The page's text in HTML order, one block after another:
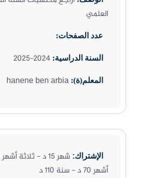
العلمي
عدد الصفحات:
السنة الدراسية: 2024-2025
المعلم(ة): hanene ben arbia
الإشتراك:
أشهر 70 د - سنة 110 د